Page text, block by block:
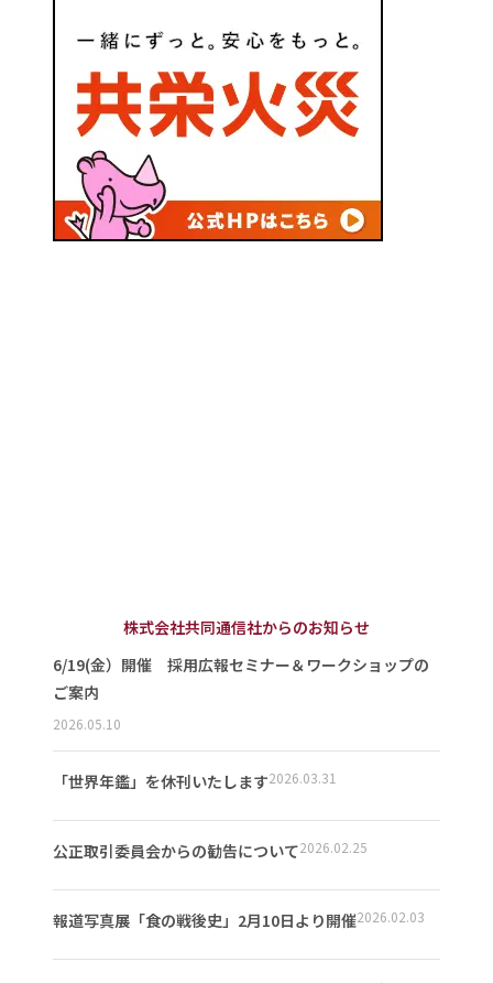
株式会社共同通信社からのお知らせ
6/19(金）開催 採用広報セミナー＆ワークショップの
ご案内
2026.05.10
「世界年鑑」を休刊いたします2026.03.31
公正取引委員会からの勧告について2026.02.25
報道写真展「食の戦後史」2月10日より開催2026.02.03